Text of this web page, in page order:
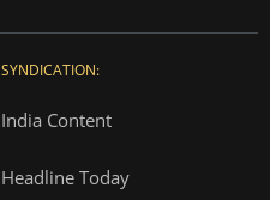
SYNDICATION:
India Content
Headline Today